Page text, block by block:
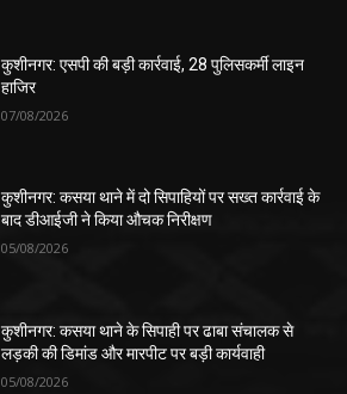
कुशीनगर: एसपी की बड़ी कार्रवाई, 28 पुलिसकर्मी लाइन
हाजिर
07/08/2026
कुशीनगर: कसया थाने में दो सिपाहियों पर सख्त कार्रवाई के
बाद डीआईजी ने किया औचक निरीक्षण
05/08/2026
कुशीनगर: कसया थाने के सिपाही पर ढाबा संचालक से
लड़की की डिमांड और मारपीट पर बड़ी कार्यवाही
05/08/2026